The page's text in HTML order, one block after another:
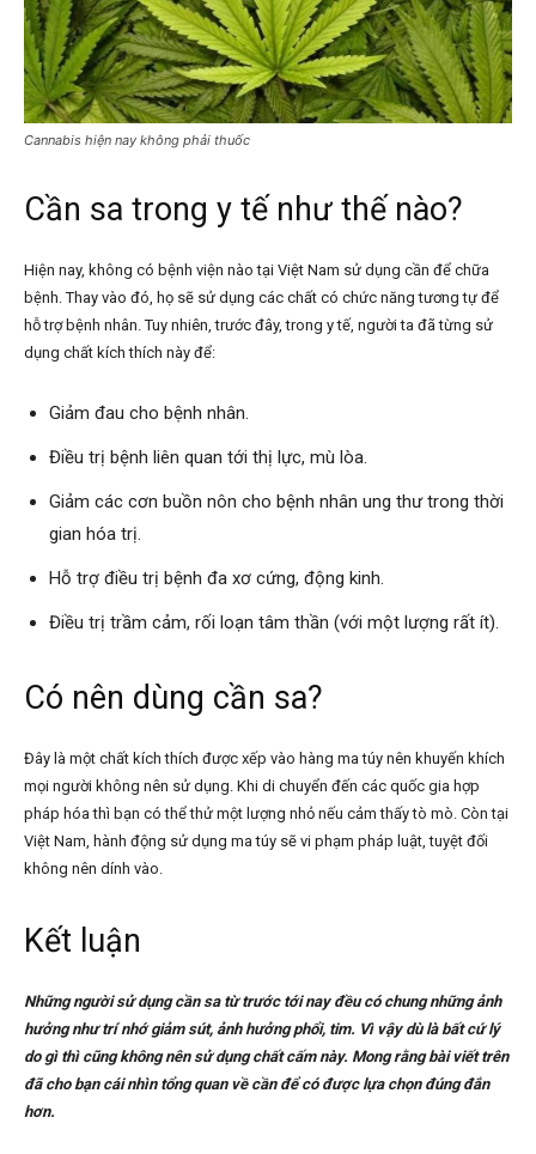
Cannabis hiện nay không phải thuốc
Cần sa trong y tế như thế nào?
Hiện nay, không có bệnh viện nào tại Việt Nam sử dụng cần để chữa
bệnh. Thay vào đó, họ sẽ sử dụng các chất có chức năng tương tự để
hỗ trợ bệnh nhân. Tuy nhiên, trước đây, trong y tế, người ta đã từng sử
dụng chất kích thích này để:
Giảm đau cho bệnh nhân.
Điều trị bệnh liên quan tới thị lực, mù lòa.
Giảm các cơn buồn nôn cho bệnh nhân ung thư trong thời
gian hóa trị.
Hỗ trợ điều trị bệnh đa xơ cứng, động kinh.
Điều trị trầm cảm, rối loạn tâm thần (với một lượng rất ít).
Có nên dùng cần sa?
Đây là một chất kích thích được xếp vào hàng ma túy nên khuyến khích
mọi người không nên sử dụng. Khi di chuyển đến các quốc gia hợp
pháp hóa thì bạn có thể thử một lượng nhỏ nếu cảm thấy tò mò. Còn tại
Việt Nam, hành động sử dụng ma túy sẽ vi phạm pháp luật, tuyệt đối
không nên dính vào.
Kết luận
Những người sử dụng cần sa từ trước tới nay đều có chung những ảnh
hưởng như trí nhớ giảm sút, ảnh hưởng phổi, tim. Vì vậy dù là bất cứ lý
do gì thì cũng không nên sử dụng chất cấm này. Mong rằng bài viết trên
đã cho bạn cái nhìn tổng quan về cần để có được lựa chọn đúng đắn
hơn.